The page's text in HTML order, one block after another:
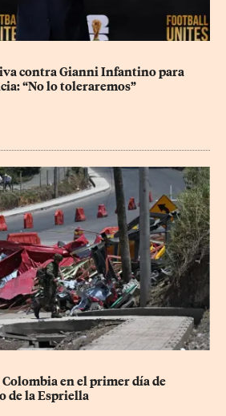
contra Gianni Infantino para
“No lo toleraremos”
en el primer día de
de la Espriella